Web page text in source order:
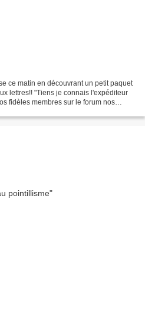
ce matin en découvrant un petit paquet
lettres!! "Tiens je connais l'expéditeur
fidèles membres sur le forum nos